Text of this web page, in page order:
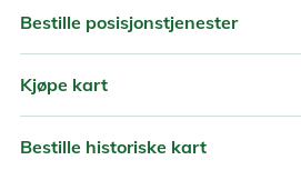
Bestille posisjonstjenester
Kjøpe kart
Bestille historiske kart